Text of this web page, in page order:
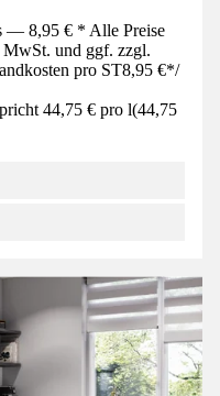
— 8,95 € * Alle Preise
und ggf. zzgl.
pro ST8,95 €*/
44,75 € pro l(44,75